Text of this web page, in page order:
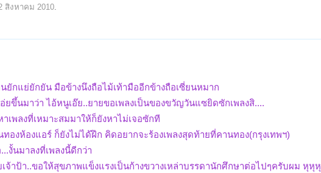
สิงหาคม 2010.
ยักแย่ยักยัน มือข้างนึงถือไม้เท้ามืออีกข้างถือเซี่ยนหมาก
ยขึ้นมาว่า ไอ้หนูเอ๊ย..ยายขอเพลงเป็นของขวัญวันแซยิดซักเพลงสิ....
เพลงที่เหมาะสมมาให้ก็ยังหาไม่เจอซักที
ทองห้องแอร์ ก็ยังไม่ได้ฝึก คิดอยากจะร้องเพลงสุดท้ายที่คานทอง(กรุงเทพฯ)
งั้นมาลงที่เพลงนี้ดีกว่า
าป้า..ขอให้สุขภาพแข็งแรงเป็นก้างขวางเหล่าบรรดานักศึกษาต่อไปๆครับผม หุหุหุ